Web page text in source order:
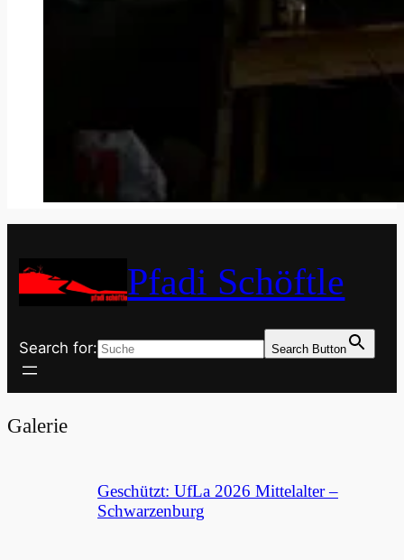
Pfadi Schöftle
Search for: Search Button
Galerie
Geschützt: UfLa 2026 Mittelalter –
Schwarzenburg